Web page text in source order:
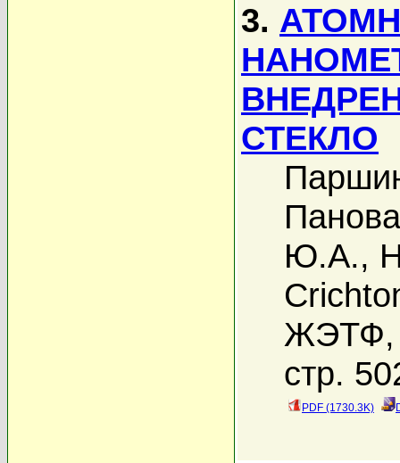
3.
СТЕКЛО
Ю.А.,
ЖЭТФ,
стр.
PDF (1730.3K)